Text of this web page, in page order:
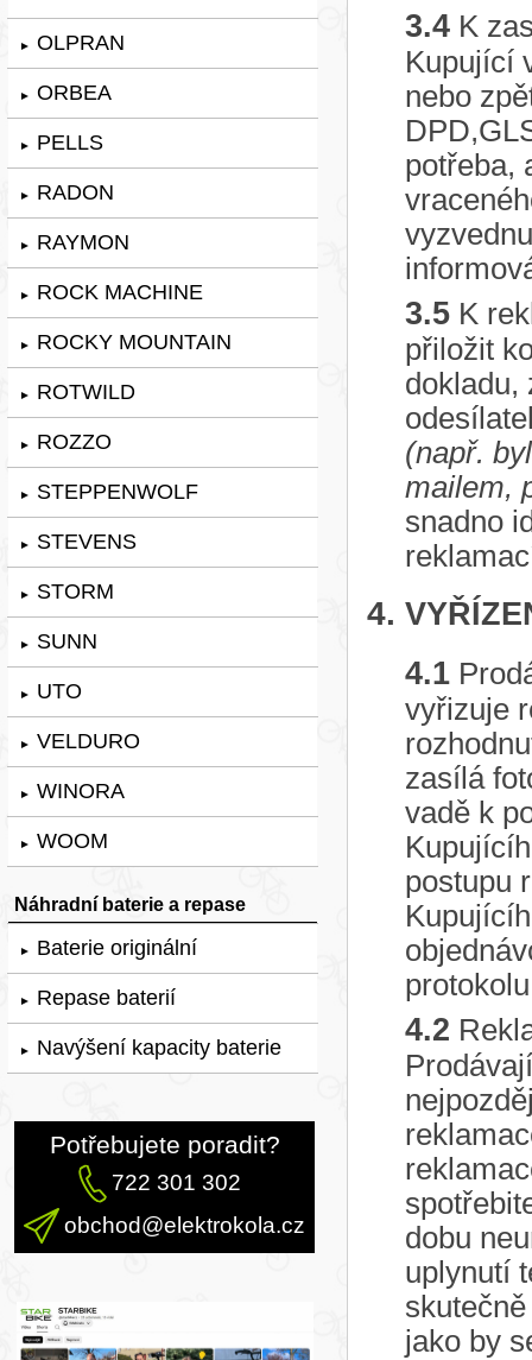
► OLPRAN
► ORBEA
► PELLS
► RADON
► RAYMON
► ROCK MACHINE
► ROCKY MOUNTAIN
► ROTWILD
► ROZZO
► STEPPENWOLF
► STEVENS
► STORM
► SUNN
► UTO
► VELDURO
► WINORA
► WOOM
Náhradní baterie a repase
► Baterie originální
► Repase baterií
► Navýšení kapacity baterie
Potřebujete poradit?
722 301 302
obchod@elektrokola.cz
3.4K
Kupující
nebo
potřeba,
3.5K
přiložit
dokladu,
(např.
mailem,
snadno
4.
4.1
vyřizuje
zasílá
vadě k
postupu
4.2
dobu
uplynutí
jako by